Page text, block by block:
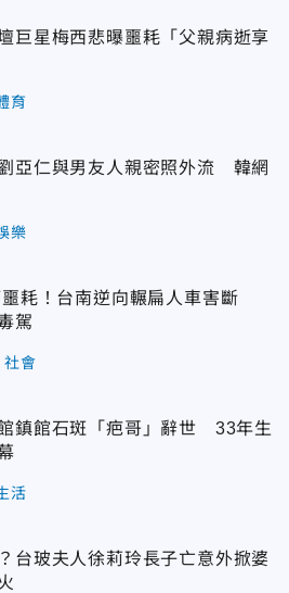
巨星梅西悲曝噩耗「父親病逝享
育
亞仁與男友人親密照外流 韓網
樂
耗！台南逆向輾扁人車害斷
駕
社會
鎮館石斑「疤哥」辭世 33年生
活
台玻夫人徐莉玲長子亡意外掀婆